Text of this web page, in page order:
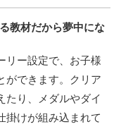
教材だから夢中にな
リー設定で、お子様
ができます。クリア
たり、メダルやダイ
掛けが組み込まれて